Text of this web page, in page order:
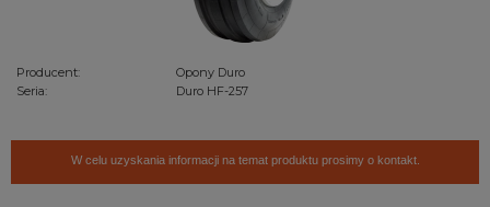
Wyszukaj
Producent:
Opony Duro
Seria:
Duro HF-257
W celu uzyskania informacji na temat produktu prosimy o kontakt.